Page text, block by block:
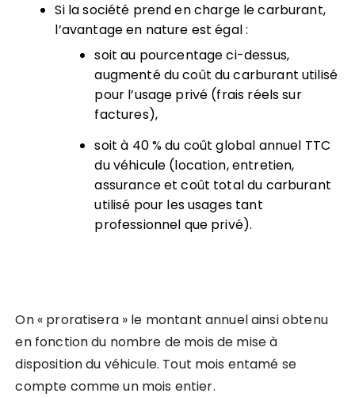
Si la société prend en charge le carburant,
l’avantage en nature est égal :
soit au pourcentage ci-dessus,
augmenté du coût du carburant utilisé
pour l’usage privé (frais réels sur
factures),
soit à 40 % du coût global annuel TTC
du véhicule (location, entretien,
assurance et coût total du carburant
utilisé pour les usages tant
professionnel que privé).
On « proratisera » le montant annuel ainsi obtenu
en fonction du nombre de mois de mise à
disposition du véhicule. Tout mois entamé se
compte comme un mois entier.